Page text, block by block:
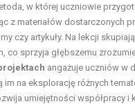
w której uczniowie
z materiałów dostarczonych
czy artykuły. Na lekcji
co sprzyja głębszemu
angażuje uczniów w
im na eksplorację różnych
umiejętności współpracy i